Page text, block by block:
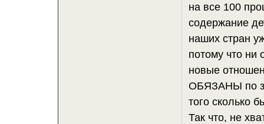
на все 100
содержание
наших стран
потому что ни
новые
ОБЯЗАНЫ по
того сколько
Так что, не